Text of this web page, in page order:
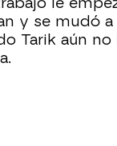
y se mudó a
Tarik aún no